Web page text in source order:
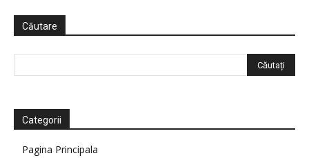
Căutare
Categorii
Pagina Principala